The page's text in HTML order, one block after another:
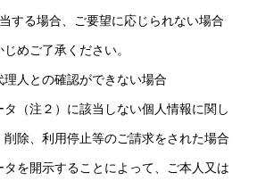
する場合、ご要望に応じられない場合
めご了承ください。
人との確認ができない場合
（注２）に該当しない個人情報に関し
除、利用停止等のご請求をされた場合
を開示することによって、ご本人又は